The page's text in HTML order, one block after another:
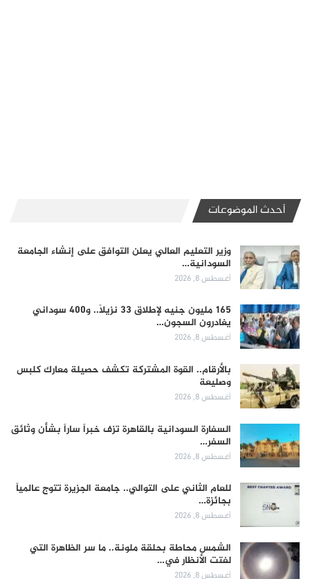
أحدث الموضوعات
وزير التعليم العالي يعلن التوافق على إنشاء الجامعة
السودانية…
أغسطس 8, 2026
165 مليون جنيه لإطلاق 33 نزيلاً.. و400 سوداني
يغادرون السجون…
أغسطس 8, 2026
بالأرقام.. القوة المشتركة تكشف حصيلة معارك كلبس
وصليعة
أغسطس 8, 2026
السفارة السودانية بالقاهرة تزف خبراً ساراً بشأن وثائق
السفر…
أغسطس 8, 2026
للعام الثاني على التوالي.. جامعة الجزيرة تتوج عالمياً
بجائزة…
أغسطس 8, 2026
الشمس محاطة بحلقة ملونة.. ما سر الظاهرة التي
لفتت الأنظار في…
أغسطس 8, 2026